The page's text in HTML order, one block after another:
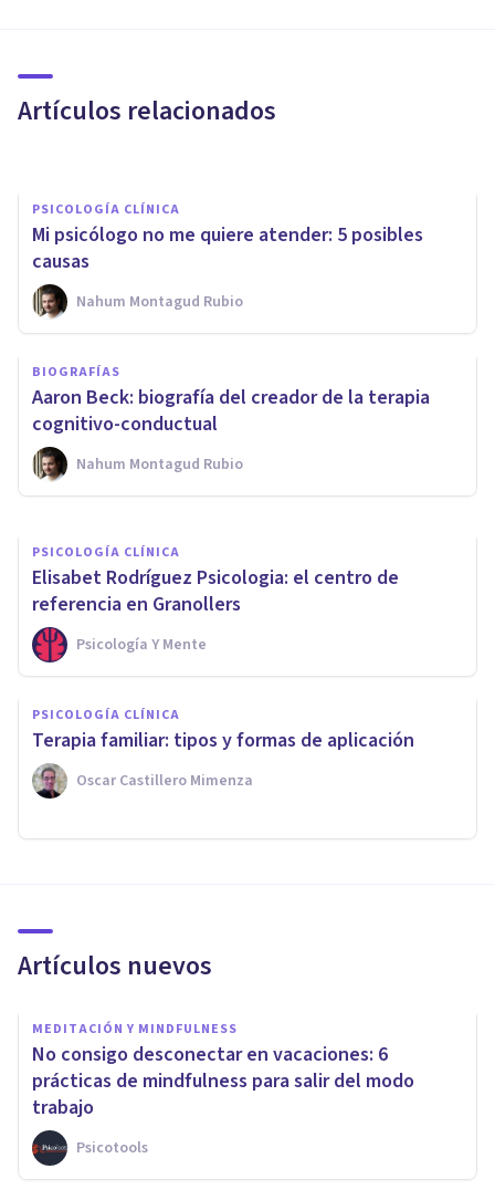
Artículos relacionados
¿Cuál elegir?
PSICOLOGÍA CLÍNICA
Mi psicólogo no me quiere atender: 5 posibles
causas
Nahum Montagud Rubio
BIOGRAFÍAS
Aaron Beck: biografía del creador de la terapia
cognitivo-conductual
Nahum Montagud Rubio
¿Qué es la Terapia Sistemas de
Familia Interna (IFS)?
Psicotools
PSICOLOGÍA CLÍNICA
Elisabet Rodríguez Psicologia: el centro de
referencia en Granollers
Psicología Y Mente
PSICOLOGÍA CLÍNICA
Terapia familiar: tipos y formas de aplicación
Oscar Castillero Mimenza
Artículos nuevos
MEDITACIÓN Y MINDFULNESS
No consigo desconectar en vacaciones: 6
prácticas de mindfulness para salir del modo
trabajo
Psicotools